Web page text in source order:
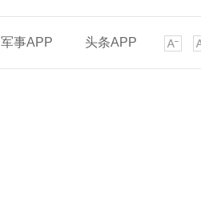
军事APP 头条APP